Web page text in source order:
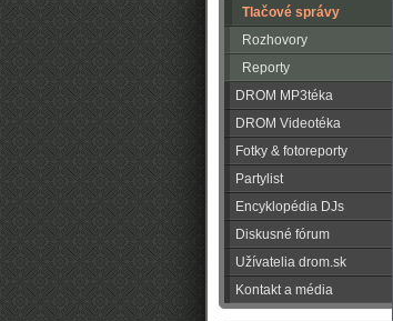
Tlačové správy
Rozhovory
Reporty
DROM MP3téka
DROM Videotéka
Fotky & fotoreporty
Partylist
Encyklopédia DJs
Diskusné fórum
Užívatelia drom.sk
Kontakt a média